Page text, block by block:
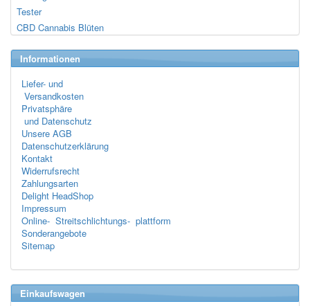
Tester
CBD Cannabis Blüten
Informationen
Liefer- und
Versandkosten
Privatsphäre
und Datenschutz
Unsere AGB
Datenschutzerklärung
Kontakt
Widerrufsrecht
Zahlungsarten
Delight HeadShop
Impressum
Online- Streitschlichtungs- plattform
Sonderangebote
Sitemap
Einkaufswagen